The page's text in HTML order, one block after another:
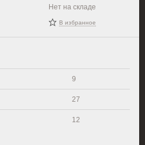
Нет на складе
В избранное
9
27
12